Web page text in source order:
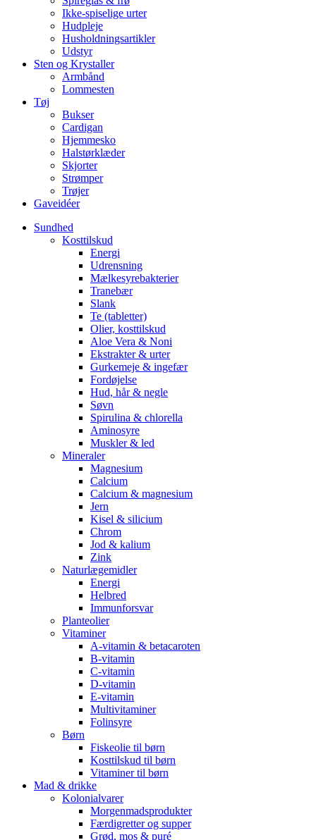
Ikke-spiselige urter
Hudpleje
Husholdningsartikler
Udstyr
Sten og Krystaller
Armbånd
Lommesten
Tøj
Bukser
Cardigan
Hjemmesko
Halstørklæder
Skjorter
Strømper
Trøjer
Gaveidéer
Sundhed
Kosttilskud
Energi
Udrensning
Mælkesyrebakterier
Tranebær
Slank
Te (tabletter)
Olier, kosttilskud
Aloe Vera & Noni
Ekstrakter & urter
Gurkemeje & ingefær
Fordøjelse
Hud, hår & negle
Søvn
Spirulina & chlorella
Aminosyre
Muskler & led
Mineraler
Magnesium
Calcium
Calcium & magnesium
Jern
Kisel & silicium
Chrom
Jod & kalium
Zink
Naturlægemidler
Energi
Helbred
Immunforsvar
Planteolier
Vitaminer
A-vitamin & betacaroten
B-vitamin
C-vitamin
D-vitamin
E-vitamin
Multivitaminer
Folinsyre
Børn
Fiskeolie til børn
Kosttilskud til børn
Vitaminer til børn
Mad & drikke
Kolonialvarer
Morgenmadsprodukter
Færdigretter og supper
Grød, mos & puré